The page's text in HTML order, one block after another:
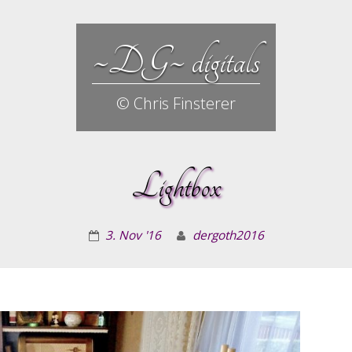
~DG~ digitals
© Chris Finsterer
Lightbox
3. Nov '16 dergoth2016